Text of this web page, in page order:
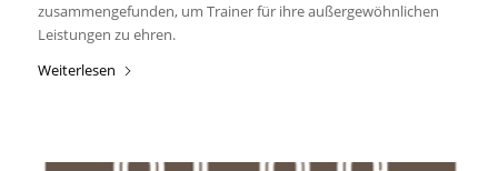
zusammengefunden, um Trainer für ihre außergewöhnlichen
Leistungen zu ehren.
Weiterlesen